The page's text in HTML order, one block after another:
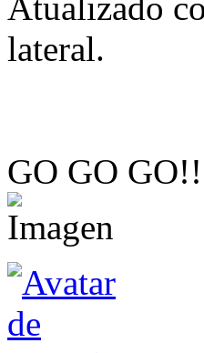
Atualizado
lateral.
GO GO GO!!